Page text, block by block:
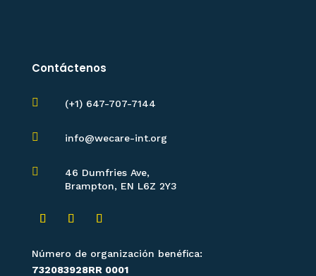
Contáctenos
 (+1) 647-707-7144
 info@wecare-int.org

46 Dumfries Ave,
Brampton, EN L6Z 2Y3
Número de organización benéfica:
732083928RR 0001